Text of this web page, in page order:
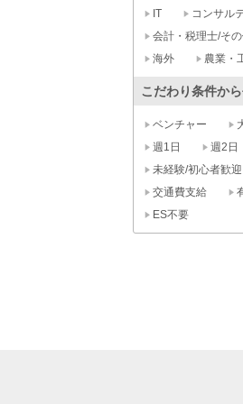
IT コンサル
会計・税理士/そ
海外
農業・
こだわり条件か
ベンチャー
週1日
週2日
未経験/初心者歓迎
交通費支給
ES不要